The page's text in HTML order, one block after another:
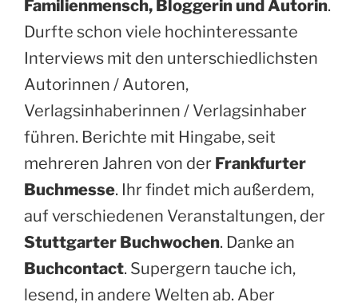
Familienmensch, Bloggerin und Autorin.
Durfte schon viele hochinteressante
Interviews mit den unterschiedlichsten
Autorinnen / Autoren,
Verlagsinhaberinnen / Verlagsinhaber
führen. Berichte mit Hingabe, seit
mehreren Jahren von der Frankfurter
Buchmesse. Ihr findet mich außerdem,
auf verschiedenen Veranstaltungen, der
Stuttgarter Buchwochen. Danke an
Buchcontact. Supergern tauche ich,
lesend, in andere Welten ab. Aber